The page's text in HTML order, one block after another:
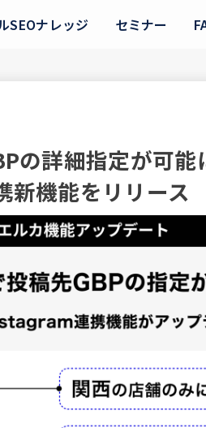
SEOナレッジ セミナー
の詳細指定が可能
機能をリリース